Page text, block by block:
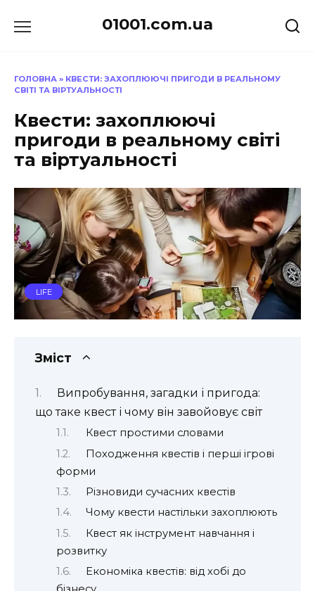
до
01001.com.ua
ГОЛОВНА » КВЕСТИ: ЗАХОПЛЮЮЧІ ПРИГОДИ В РЕАЛЬНОМУ
СВІТІ ТА ВІРТУАЛЬНОСТІ
Квести: захоплюючі
пригоди в реальному світі
та віртуальності
LIFE
Зміст
Випробування, загадки і пригода:
що таке квест і чому він завойовує світ
Квест простими словами
Походження квестів і перші ігрові
форми
Різновиди сучасних квестів
Чому квести настільки захоплюють
Квест як інструмент навчання і
розвитку
Економіка квестів: від хобі до